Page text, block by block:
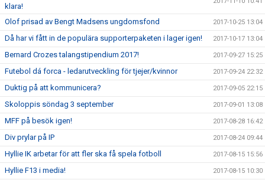
klara!
Olof prisad av Bengt Madsens ungdomsfond 2017-10-25 13:04
Då har vi fått in de populära supporterpaketen i lager igen! 2017-10-17 13:04
Bernard Crozes talangstipendium 2017! 2017-09-27 15:25
Futebol dá forca - ledarutveckling för tjejer/kvinnor 2017-09-24 22:32
Duktig på att kommunicera? 2017-09-05 22:15
Skoloppis söndag 3 september 2017-09-01 13:08
MFF på besök igen! 2017-08-28 16:42
Div prylar på IP 2017-08-24 09:44
Hyllie IK arbetar för att fler ska få spela fotboll 2017-08-15 15:56
Hyllie F13 i media! 2017-08-15 10:30